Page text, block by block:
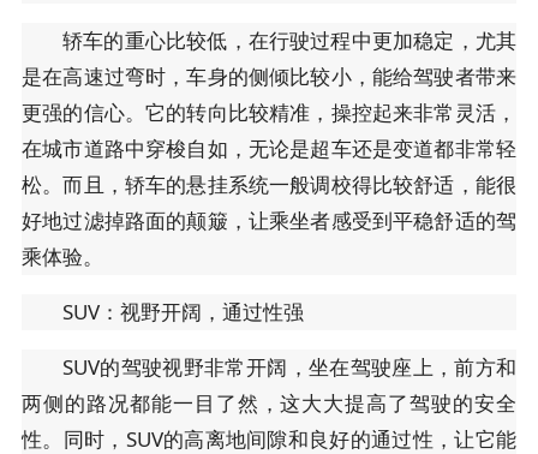
轿车的重心比较低，在行驶过程中更加稳定，尤其
是在高速过弯时，车身的侧倾比较小，能给驾驶者带来
更强的信心。它的转向比较精准，操控起来非常灵活，
在城市道路中穿梭自如，无论是超车还是变道都非常轻
松。而且，轿车的悬挂系统一般调校得比较舒适，能很
好地过滤掉路面的颠簸，让乘坐者感受到平稳舒适的驾
乘体验。
SUV：视野开阔，通过性强
SUV的驾驶视野非常开阔，坐在驾驶座上，前方和
两侧的路况都能一目了然，这大大提高了驾驶的安全
性。同时，SUV的高离地间隙和良好的通过性，让它能